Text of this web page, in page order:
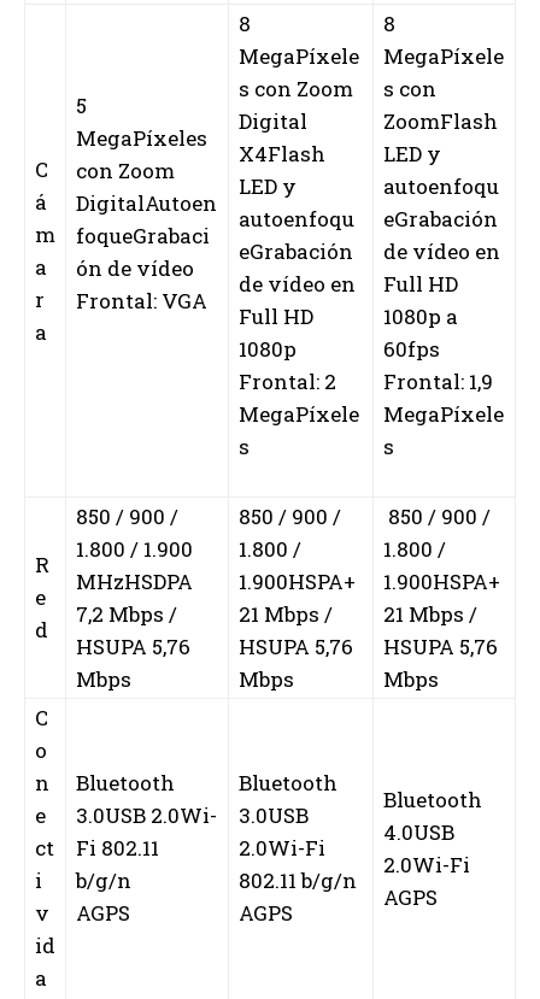
C
á
m
a
r
a
5
MegaPíxeles
con Zoom
DigitalAutoen
foqueGrabaci
ón de vídeo
Frontal: VGA
8
MegaPíxele
s con Zoom
Digital
X4Flash
LED y
autoenfoqu
eGrabación
de vídeo en
Full HD
1080p
Frontal: 2
MegaPíxele
s
8
MegaPíxele
s con
ZoomFlash
LED y
autoenfoqu
eGrabación
de vídeo en
Full HD
1080p a
60fps
Frontal: 1,9
MegaPíxele
s
R
e
d
850 / 900 /
1.800 / 1.900
MHzHSDPA
7,2 Mbps /
HSUPA 5,76
Mbps
850 / 900 /
1.800 /
1.900HSPA+
21 Mbps /
HSUPA 5,76
Mbps
850 / 900 /
1.800 /
1.900HSPA+
21 Mbps /
HSUPA 5,76
Mbps
C
o
n
e
ct
i
v
id
a
Bluetooth
3.0USB 2.0Wi-
Fi 802.11
b/g/n
AGPS
Bluetooth
3.0USB
2.0Wi-Fi
802.11 b/g/n
AGPS
Bluetooth
4.0USB
2.0Wi-Fi
AGPS